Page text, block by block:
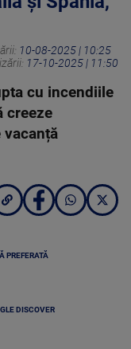
10-08-2025 | 10:25
17-10-2025 | 11:50
cu incendiile
creeze
vacanță
PREFERATĂ
DISCOVER